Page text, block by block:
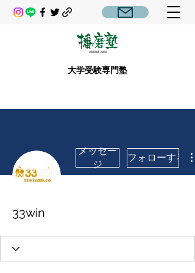
大学受験専門塾
メッセー
ジ
フォローする
33win